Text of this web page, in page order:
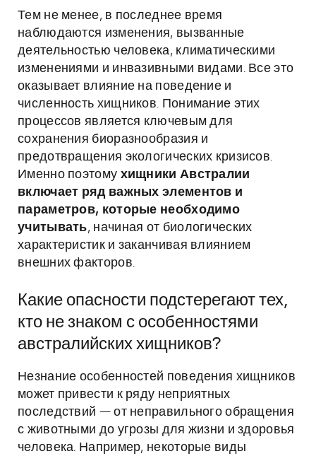
Тем не менее, в последнее время
наблюдаются изменения, вызванные
деятельностью человека, климатическими
изменениями и инвазивными видами. Все это
оказывает влияние на поведение и
численность хищников. Понимание этих
процессов является ключевым для
сохранения биоразнообразия и
предотвращения экологических кризисов.
Именно поэтому хищники Австралии
включает ряд важных элементов и
параметров, которые необходимо
учитывать, начиная от биологических
характеристик и заканчивая влиянием
внешних факторов.
Какие опасности подстерегают тех,
кто не знаком с особенностями
австралийских хищников?
Незнание особенностей поведения хищников
может привести к ряду неприятных
последствий — от неправильного обращения
с животными до угрозы для жизни и здоровья
человека. Например, некоторые виды